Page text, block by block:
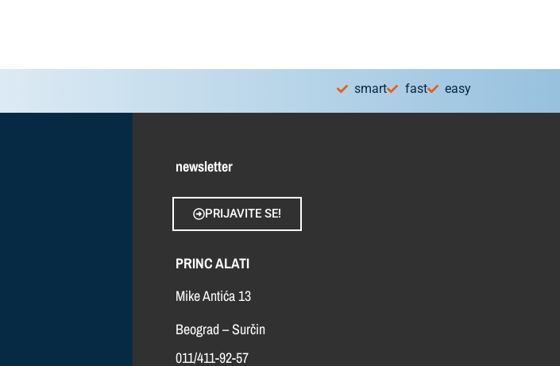
smart fast easy
newsletter
PRIJAVITE SE!
PRINC ALATI
Mike Antića 13
Beograd – Surčin
011/411-92-57